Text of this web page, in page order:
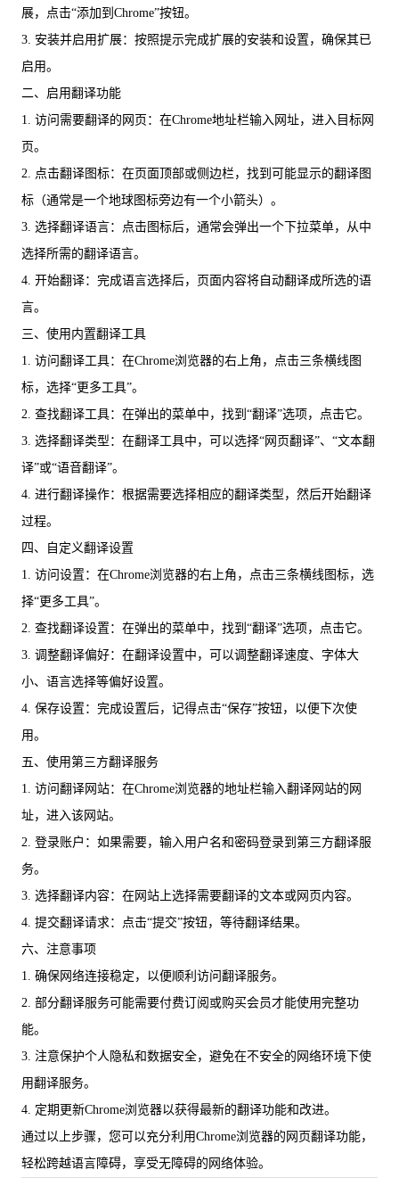
展，点击“添加到Chrome”按钮。
3. 安装并启用扩展：按照提示完成扩展的安装和设置，确保其已
启用。
二、启用翻译功能
1. 访问需要翻译的网页：在Chrome地址栏输入网址，进入目标网
页。
2. 点击翻译图标：在页面顶部或侧边栏，找到可能显示的翻译图
标（通常是一个地球图标旁边有一个小箭头）。
3. 选择翻译语言：点击图标后，通常会弹出一个下拉菜单，从中
选择所需的翻译语言。
4. 开始翻译：完成语言选择后，页面内容将自动翻译成所选的语
言。
三、使用内置翻译工具
1. 访问翻译工具：在Chrome浏览器的右上角，点击三条横线图
标，选择“更多工具”。
2. 查找翻译工具：在弹出的菜单中，找到“翻译”选项，点击它。
3. 选择翻译类型：在翻译工具中，可以选择“网页翻译”、“文本翻
译”或“语音翻译”。
4. 进行翻译操作：根据需要选择相应的翻译类型，然后开始翻译
过程。
四、自定义翻译设置
1. 访问设置：在Chrome浏览器的右上角，点击三条横线图标，选
择“更多工具”。
2. 查找翻译设置：在弹出的菜单中，找到“翻译”选项，点击它。
3. 调整翻译偏好：在翻译设置中，可以调整翻译速度、字体大
小、语言选择等偏好设置。
4. 保存设置：完成设置后，记得点击“保存”按钮，以便下次使
用。
五、使用第三方翻译服务
1. 访问翻译网站：在Chrome浏览器的地址栏输入翻译网站的网
址，进入该网站。
2. 登录账户：如果需要，输入用户名和密码登录到第三方翻译服
务。
3. 选择翻译内容：在网站上选择需要翻译的文本或网页内容。
4. 提交翻译请求：点击“提交”按钮，等待翻译结果。
六、注意事项
1. 确保网络连接稳定，以便顺利访问翻译服务。
2. 部分翻译服务可能需要付费订阅或购买会员才能使用完整功
能。
3. 注意保护个人隐私和数据安全，避免在不安全的网络环境下使
用翻译服务。
4. 定期更新Chrome浏览器以获得最新的翻译功能和改进。
通过以上步骤，您可以充分利用Chrome浏览器的网页翻译功能，
轻松跨越语言障碍，享受无障碍的网络体验。